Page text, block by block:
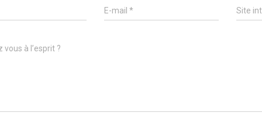
E-mail* Site
vous à l’esprit ?